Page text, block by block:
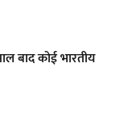
बाद कोई भारतीय